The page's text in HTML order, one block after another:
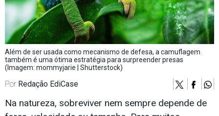
Além de ser usada como mecanismo de defesa, a camuflagem
também é uma ótima estratégia para surpreender presas
(Imagem: mommyjarie | Shutterstock)
Por Redação EdiCase
Na natureza, sobreviver nem sempre depende de